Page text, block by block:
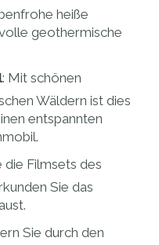
heiße
geothermische
: Mit schönen
Wäldern ist dies
entspannten
die Filmsets des
Sie das
Sie durch den